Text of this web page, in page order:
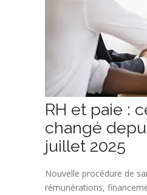
RH et paie :
changé
juillet 2025
Nouvelle procédure de
rémunérations,